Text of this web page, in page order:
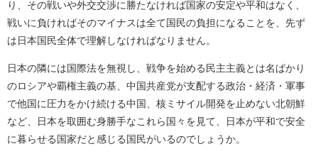
り、その戦いや外交交渉に勝たなければ国家の安定や平和はなく、
戦いに負ければそのマイナスは全て国民の負担になることを、先ず
は日本国民全体で理解しなければなりません。
日本の隣には国際法を無視し、戦争を始める民主主義とは名ばかり
のロシアや覇権主義の基、中国共産党が支配する政治・経済・軍事
で他国に圧力をかけ続ける中国、核ミサイル開発を止めない北朝鮮
など、日本を取囲む身勝手なこれら国々を見て、日本が平和で安全
に暮らせる国家だと感じる国民がいるのでしょうか。